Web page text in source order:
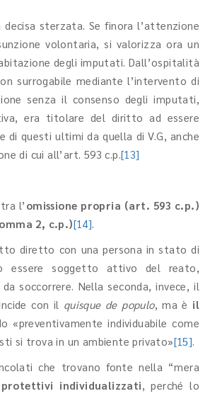
sterzata. Se finora l’attenzione
volontaria, si valorizza ora un
degli imputati. Dall’ospitalità
surrogabile mediante l’intervento di
senza il consenso degli imputati,
era titolare del diritto ad essere
di questi ultimi da quella di V.G, anche
di cui all’art. 593 c.p.[13]
l’ omissione propria (art. 593 c.p.)
2, c.p.)[14].
diretto con una persona in stato di
essere soggetto attivo del reato,
soccorrere. Nella seconda, invece, il
con il quisque de populo, ma è il
«preventivamente individuabile come
si trova in un ambiente privato»[15].
che trovano fonte nella “mera
individualizzati, perché lo